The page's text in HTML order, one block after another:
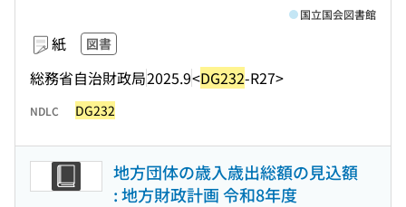
紙 図書
総務省自治財政局2025.9<DG232-R27>
国立国会図書館
NDLC DG232
地方団体の歳入歳出総額の見込額
: 地方財政計画 令和8年度